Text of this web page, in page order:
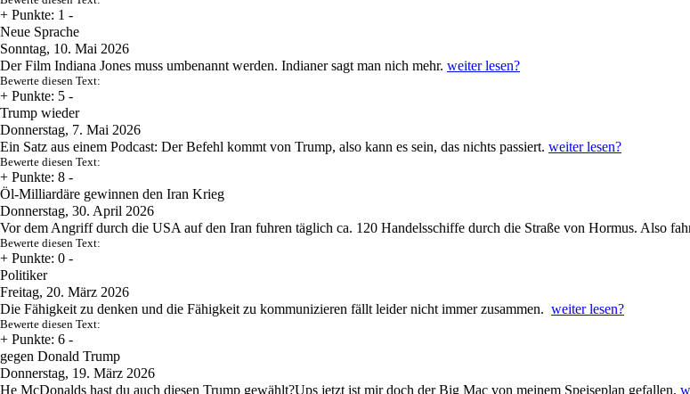
+ Punkte: 1 -
Neue Sprache
Sonntag, 10. Mai 2026
Der Film Indiana Jones muss umbenannt werden. Indianer sagt man nich mehr. weiter lesen?
Bewerte diesen Text:
+ Punkte: 5 -
Trump wieder
Donnerstag, 7. Mai 2026
Ein Satz aus einem Podcast: Der Befehl kommt von Trump, also kann es sein, das nichts passiert. weiter lesen?
Bewerte diesen Text:
+ Punkte: 8 -
Öl-Milliardäre gewinnen den Iran Krieg
Donnerstag, 30. April 2026
Vor dem Angriff durch die USA auf den Iran fuhren täglich ca. 120 Handelsschiffe durch die Straße von Hormus. Also
Bewerte diesen Text:
+ Punkte: 0 -
Politiker
Freitag, 20. März 2026
Die Fähigkeit zu denken und die Fähigkeit zu kommunizieren fällt leider nicht immer zusammen. weiter lesen?
Bewerte diesen Text:
+ Punkte: 6 -
gegen Donald Trump
Donnerstag, 19. März 2026
He McDonalds hast du auch diesen Trump gewählt?Ups jetzt ist mir doch der Big Mac von meinem Speiseplan gefallen.